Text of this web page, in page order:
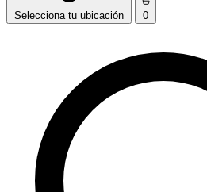
Selecciona tu ubicación 0